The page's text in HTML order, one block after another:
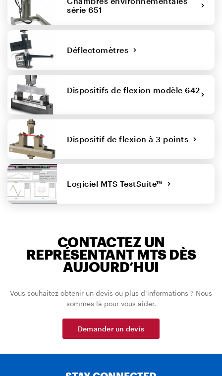
série 651
Déflectomètres
Dispositifs de flexion modèle 642
Dispositif de flexion à 3 points
Logiciel MTS TestSuite™
CONTACTEZ UN
REPRÉSENTANT MTS DÈS
AUJOURD’HUI
Vous souhaitez obtenir un devis ou plus d’informations ? Nous
sommes là pour vous aider.
Demander un devis